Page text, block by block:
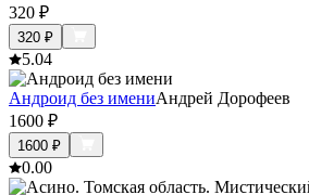
320 ₽
320 ₽
5.04
Андроид без имениАндрей Дорофеев
1600 ₽
1600 ₽
0.00